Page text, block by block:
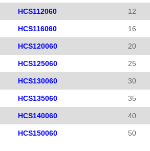
HCS112060 12
HCS116060 16
HCS120060 20
HCS125060 25
HCS130060 30
HCS135060 35
HCS140060 40
HCS150060 50